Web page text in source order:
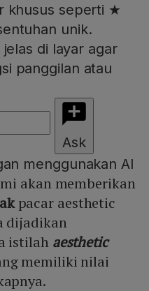
khusus seperti ★
unik.
di layar agar
panggilan atau
Ask
menggunakan AI
akan memberikan
pacar aesthetic
dijadikan
istilah aesthetic
memiliki nilai